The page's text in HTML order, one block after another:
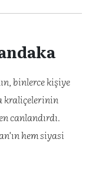
binlerce kişiye
kraliçelerinin
canlandırdı.
hem siyasi